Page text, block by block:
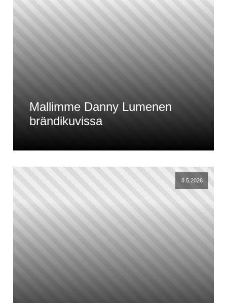
Mallimme Danny Lumenen
brändikuvissa
8.5.2026